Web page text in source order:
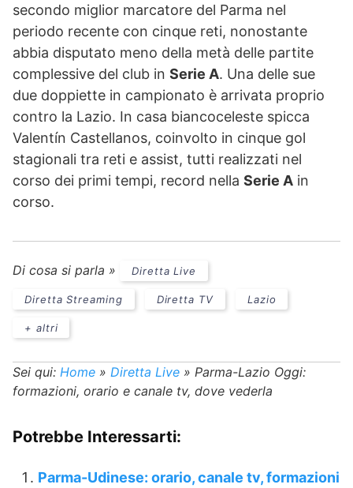
secondo miglior marcatore del Parma nel
periodo recente con cinque reti, nonostante
abbia disputato meno della metà delle partite
complessive del club in Serie A. Una delle sue
due doppiette in campionato è arrivata proprio
contro la Lazio. In casa biancoceleste spicca
Valentín Castellanos, coinvolto in cinque gol
stagionali tra reti e assist, tutti realizzati nel
corso dei primi tempi, record nella Serie A in
corso.
Di cosa si parla » Diretta Live
Diretta Streaming Diretta TV Lazio
+ altri
Sei qui: Home » Diretta Live » Parma-Lazio Oggi:
formazioni, orario e canale tv, dove vederla
Potrebbe Interessarti:
Parma-Udinese: orario, canale tv, formazioni